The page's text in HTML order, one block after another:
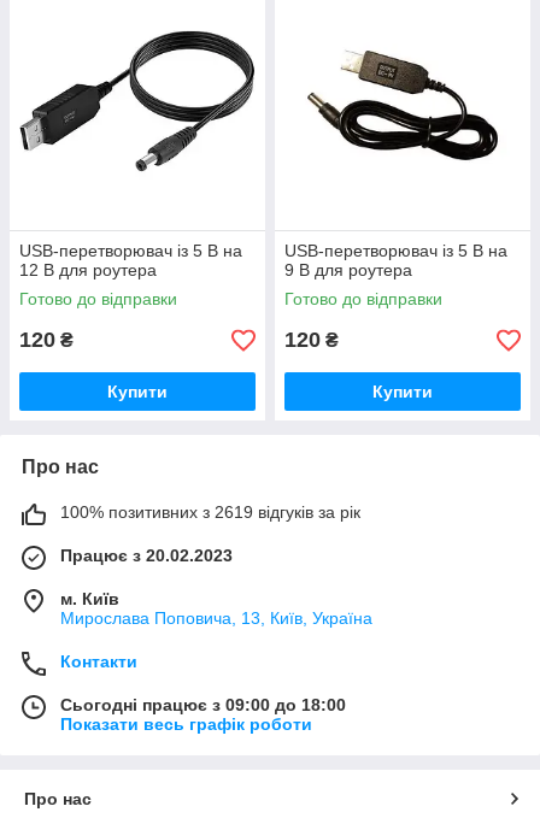
USB-перетворювач із 5 В на
12 В для роутера
Готово до відправки
120 ₴
Купити
USB-перетворювач із 5 В на
9 В для роутера
Готово до відправки
120 ₴
Купити
Про нас
100% позитивних з 2619 відгуків за рік
Працює з 20.02.2023
м. Київ
Мирослава Поповича, 13, Київ, Україна
Контакти
Сьогодні працює з 09:00 до 18:00
Показати весь графік роботи
Про нас